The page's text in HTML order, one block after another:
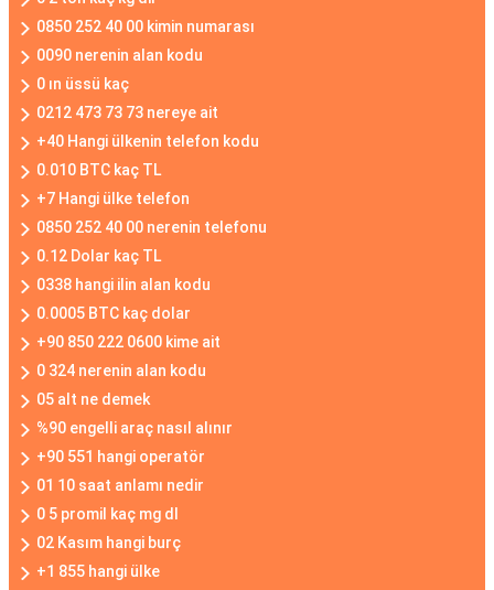
0850 252 40 00 kimin numarası
0090 nerenin alan kodu
0 ın üssü kaç
0212 473 73 73 nereye ait
+40 Hangi ülkenin telefon kodu
0.010 BTC kaç TL
+7 Hangi ülke telefon
0850 252 40 00 nerenin telefonu
0.12 Dolar kaç TL
0338 hangi ilin alan kodu
0.0005 BTC kaç dolar
+90 850 222 0600 kime ait
0 324 nerenin alan kodu
05 alt ne demek
%90 engelli araç nasıl alınır
+90 551 hangi operatör
01 10 saat anlamı nedir
0 5 promil kaç mg dl
02 Kasım hangi burç
+1 855 hangi ülke